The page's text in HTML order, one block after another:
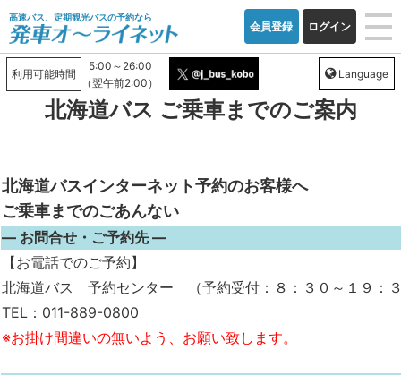
高速バス、定期観光バスの予約なら
会員登録 ログイン
利用可能時間
5:00～26:00
（翌午前2:00）
Language
北海道バス ご乗車までのご案内
北海道バスインターネット予約のお客様へ
ご乗車までのごあんない
― お問合せ・ご予約先 ―
【お電話でのご予約】
北海道バス 予約センター （予約受付：８：３０～１９：
TEL：011-889-0800
※お掛け間違いの無いよう、お願い致します。